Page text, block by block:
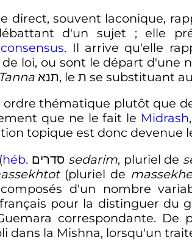
direct, souvent laconique,
d'un sujet
; elle
consensus. Il arrive qu'elle
loi, ou sont le départ d'une
Tanna
thématique plutôt que
que ne le fait le Midrash
topique est donc devenue
héb. sedarim, pluriel de
(pluriel de
d'un nombre
pour la distinguer du
correspondante.
dans la Mishna, lorsqu'un